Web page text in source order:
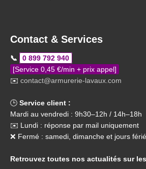
Contact & Services
📞
0 899 792 940
[Service 0,45 €/min + prix appel]
✉️ contact@armurerie-lavaux.com
🕒 Service client :
Mardi au vendredi : 9h30–12h / 14h–18h
✉️ Lundi : réponse par mail uniquement
❌ Fermé : samedi, dimanche et jours
Retrouvez toutes nos actualités sur